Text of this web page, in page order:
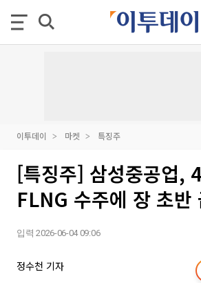
이투데이 마켓 특징주
[특징주] 삼성중공업,
FLNG 수주에 장 초반
입력 2026-06-04 09:06
정수천 기자